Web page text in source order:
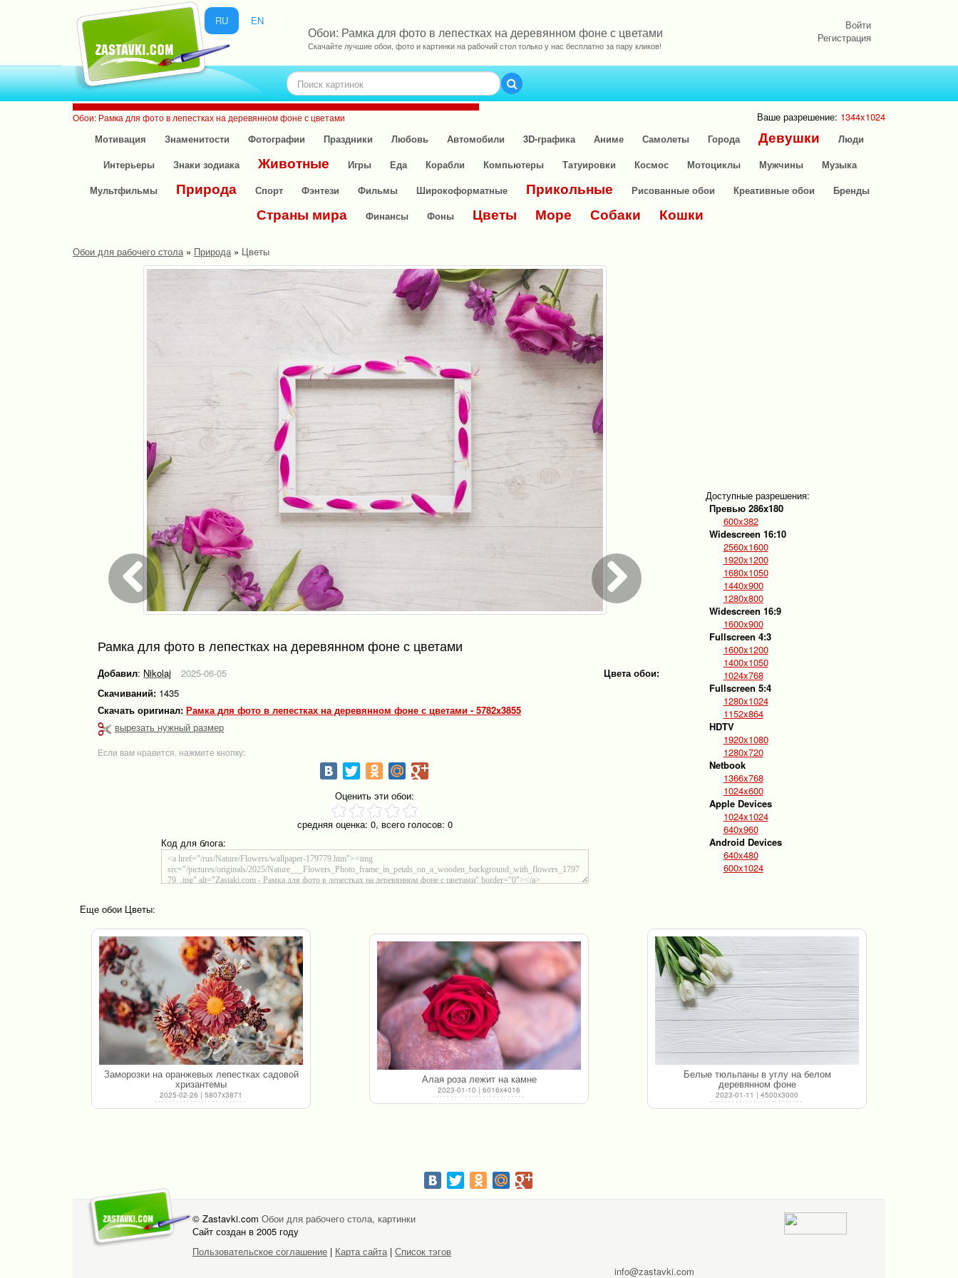
RU EN
Обои: Рамка для фото в лепестках на деревянном фоне с цветами
Скачайте лучшие обои, фото и картинки на рабочий стол только у нас бесплатно за пару кликов!
Войти
Регистрация
Обои: Рамка для фото в лепестках на деревянном фоне с цветами Ваше разрешение: 1344x1024
Мотивация
Знаменитости Фотографии Праздники Любовь Автомобили 3D-графика Аниме Самолеты Города Девушки
Люди
Интерьеры
Знаки зодиака Животные Игры Еда Корабли Компьютеры Татуировки Космос Мотоциклы Мужчины
Музыка
Мультфильмы
Природа Спорт Фэнтези Фильмы Широкоформатные Прикольные Рисованные обои Креативные обои Бренды
Страны мира Финансы Фоны Цветы Море Собаки Кошки
Обои для рабочего стола» Природа» Цветы
Рамка для фото в лепестках на деревянном фоне с цветами
Добавил: Nikolaj
2025-06-05
Скачиваний: 1435
Скачать оригинал:
Рамка для фото в лепестках на деревянном фоне с цветами - 5782x3855
вырезать нужный размер
Цвета обои:
Если вам нравится, нажмите кнопку:
Оценить эти обои:
средняя оценка: 0, всего голосов: 0
Код для блога:
Доступные разрешения:
Превью 286x180
600x382
Widescreen 16:10
2560x1600
1920x1200
1680x1050
1440x900
1280x800
Widescreen 16:9
1600x900
Fullscreen 4:3
1600x1200
1400x1050
1024x768
Fullscreen 5:4
1280x1024
1152x864
HDTV
1920x1080
1280x720
Netbook
1366x768
1024x600
Apple Devices
1024x1024
640x960
Android Devices
640x480
600x1024
Еще обои Цветы:
Заморозки на оранжевых лепестках садовой
хризантемы
2025-02-26 | 5807x3871
Алая роза лежит на камне
2023-01-10 | 6016x4016
Белые тюльпаны в углу на белом
деревянном фоне
2023-01-11 | 4500x3000
© Zastavki.com Обои для рабочего стола, картинки
Сайт создан в 2005 году
Пользовательское соглашение | Карта сайта | Список тэгов
info@zastavki.com